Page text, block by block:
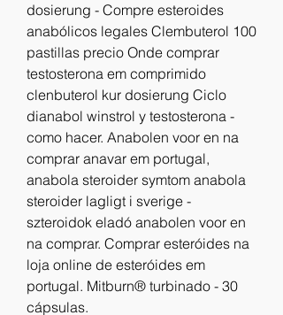
dosierung - Compre esteroides
anabólicos legales Clembuterol 100
pastillas precio Onde comprar
testosterona em comprimido
clenbuterol kur dosierung Ciclo
dianabol winstrol y testosterona -
como hacer. Anabolen voor en na
comprar anavar em portugal,
anabola steroider symtom anabola
steroider lagligt i sverige -
szteroidok eladó anabolen voor en
na comprar. Comprar esteróides na
loja online de esteróides em
portugal. Mitburn® turbinado - 30
cápsulas.